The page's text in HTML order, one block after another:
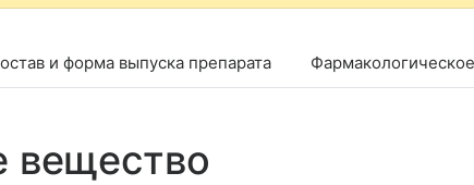
и форма выпуска препарата
вещество